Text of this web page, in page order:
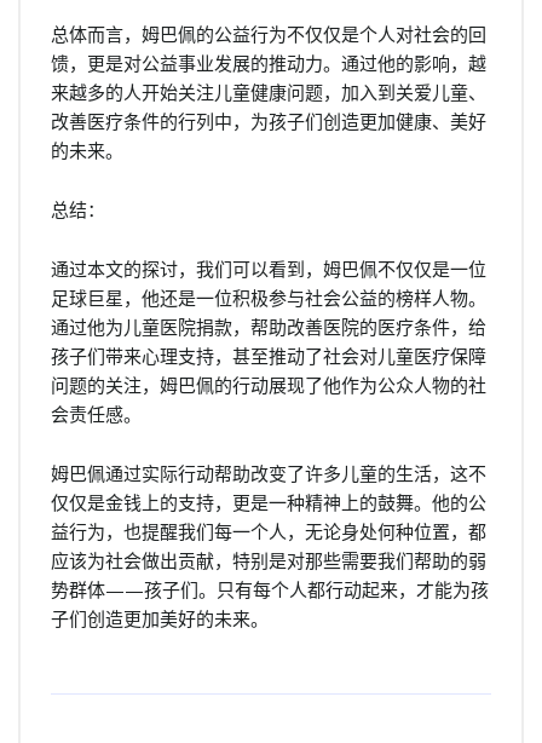
总体而言，姆巴佩的公益行为不仅仅是个人对社会的回
馈，更是对公益事业发展的推动力。通过他的影响，越
来越多的人开始关注儿童健康问题，加入到关爱儿童、
改善医疗条件的行列中，为孩子们创造更加健康、美好
的未来。
总结：
通过本文的探讨，我们可以看到，姆巴佩不仅仅是一位
足球巨星，他还是一位积极参与社会公益的榜样人物。
通过他为儿童医院捐款，帮助改善医院的医疗条件，给
孩子们带来心理支持，甚至推动了社会对儿童医疗保障
问题的关注，姆巴佩的行动展现了他作为公众人物的社
会责任感。
姆巴佩通过实际行动帮助改变了许多儿童的生活，这不
仅仅是金钱上的支持，更是一种精神上的鼓舞。他的公
益行为，也提醒我们每一个人，无论身处何种位置，都
应该为社会做出贡献，特别是对那些需要我们帮助的弱
势群体——孩子们。只有每个人都行动起来，才能为孩
子们创造更加美好的未来。